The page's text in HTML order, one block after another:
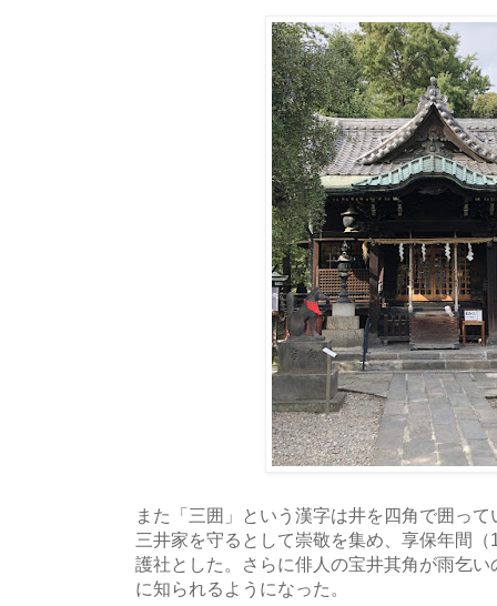
また「三囲」という漢字は井を四角で囲っ
三井家を守るとして崇敬を集め、享保年間
護社とした。さらに俳人の宝井其角が雨乞
に知られるようになった。